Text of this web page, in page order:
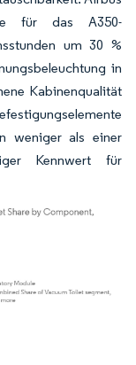
für das A350-
um 30 %
in
Kabinenqualität
weniger als einer
Kennwert für